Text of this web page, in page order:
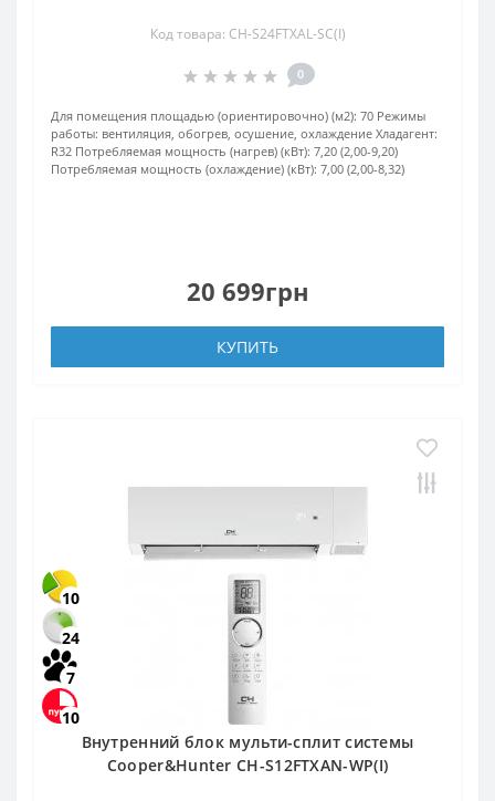
Код товара: CH-S24FTXAL-SC(I)
0
Для помещения площадью (ориентировочно) (м2): 70 Режимы
работы: вентиляция, обогрев, осушение, охлаждение Хладагент:
R32 Потребляемая мощность (нагрев) (кВт): 7,20 (2,00-9,20)
Потребляемая мощность (охлаждение) (кВт): 7,00 (2,00-8,32)
20 699грн
КУПИТЬ
10
24
7
10
Внутренний блок мульти-сплит системы
Cooper&Hunter CH-S12FTXAN-WP(I)